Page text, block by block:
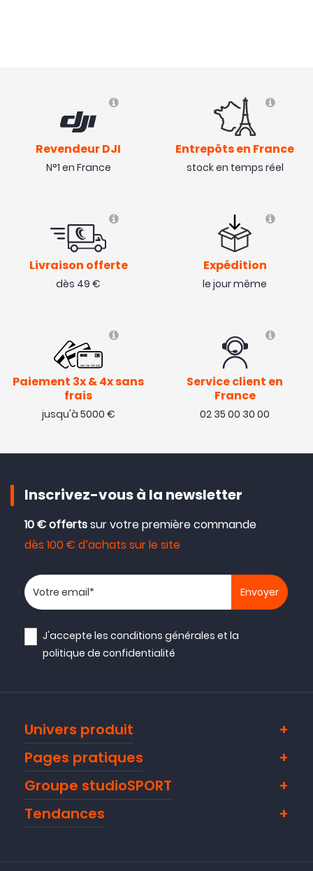
Revendeur DJI
N°1 en France
Entrepôts en France
stock en temps réel
Livraison offerte
dès 49 €
Expédition
le jour même
Paiement 3x & 4x sans
frais
jusqu'à 5000 €
Service client en
France
02 35 00 30 00
Inscrivez-vous à la newsletter
10 € offertssur votre première commande
dès 100 € d’achats sur le site
Votre adresse email
J'accepte lesconditions générales et la
politique de confidentialité
Univers produit
Pages pratiques
Groupe studioSPORT
Tendances